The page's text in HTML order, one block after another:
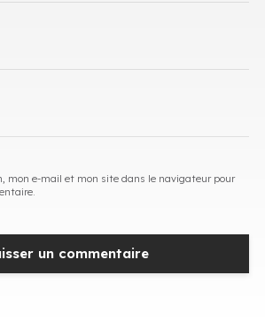
mon e-mail et mon site dans le navigateur pour